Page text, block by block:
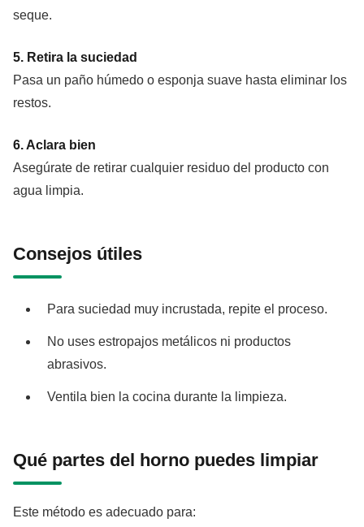
seque.
5. Retira la suciedad
Pasa un paño húmedo o esponja suave hasta eliminar los
restos.
6. Aclara bien
Asegúrate de retirar cualquier residuo del producto con
agua limpia.
Consejos útiles
Para suciedad muy incrustada, repite el proceso.
No uses estropajos metálicos ni productos
abrasivos.
Ventila bien la cocina durante la limpieza.
Qué partes del horno puedes limpiar
Este método es adecuado para: